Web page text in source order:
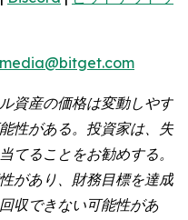
media@bitget.com
資産の価格は変動しやす
性がある。投資家は、失
てることをお勧めする。
があり、財務目標を達成
収できない可能性があ